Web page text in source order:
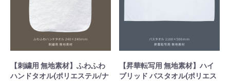
【刺繍用 無地素材】ふわふわ
ハンドタオル(ポリエステル/ナ
【昇華転写用 無地素材】ハイ
ブリッド バスタオル(ポリエス